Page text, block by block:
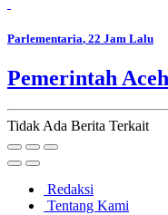
Parlementaria, 22 Jam Lalu
Pemerintah
Tidak Ada Berita Terkait
Redaksi
Tentang Kami